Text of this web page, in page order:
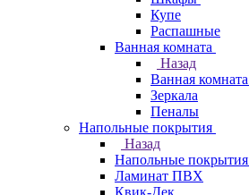
Купе
Распашные
Ванная комната
Назад
Ванная комната
Зеркала
Пеналы
Напольные покрытия
Назад
Напольные покрытия
Ламинат ПВХ
Квик-Дек